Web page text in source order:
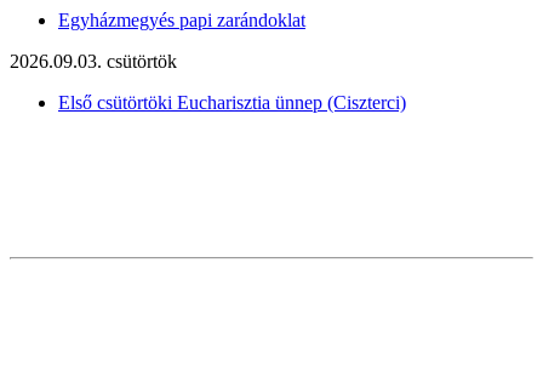
Egyházmegyés papi zarándoklat
2026.09.03. csütörtök
Első csütörtöki Eucharisztia ünnep (Ciszterci)